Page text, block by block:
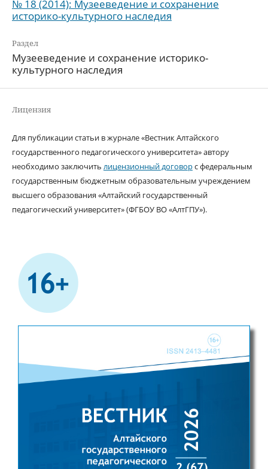
№ 18 (2014): Музееведение и сохранение
историко-культурного наследия
Раздел
Музееведение и сохранение историко-
культурного наследия
Лицензия
Для публикации статьи в журнале «Вестник Алтайского
государственного педагогического университета» автору
необходимо заключить лицензионный договорс федеральным
государственным бюджетным образовательным учреждением
высшего образования «Алтайский государственный
педагогический университет» (ФГБОУ ВО «АлтГПУ»).